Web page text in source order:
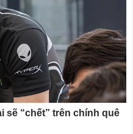
sẽ “chết” trên chính quê